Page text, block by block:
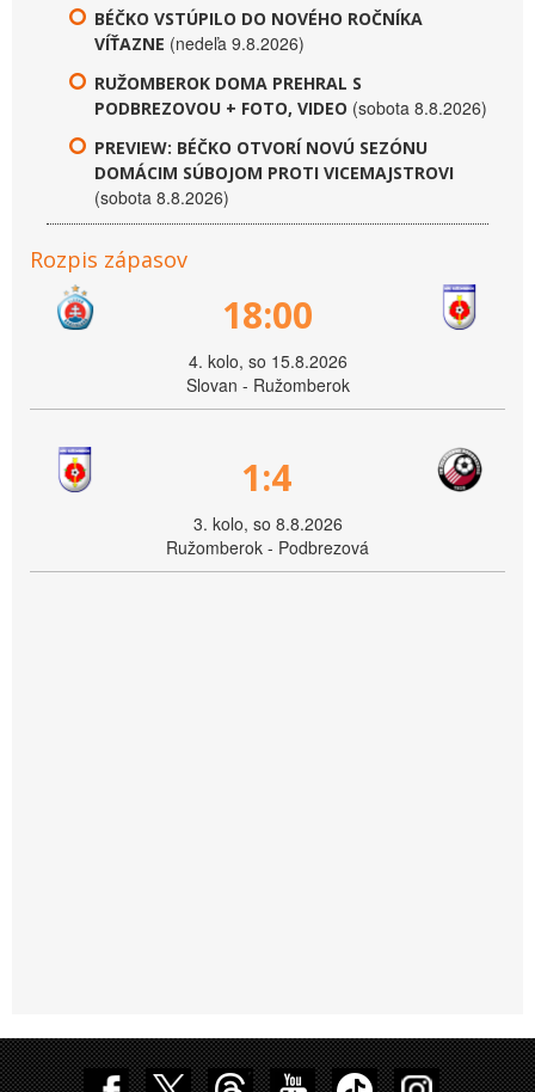
BÉČKO VSTÚPILO DO NOVÉHO ROČNÍKA
VÍŤAZNE (nedeľa 9.8.2026)
RUŽOMBEROK DOMA PREHRAL S
PODBREZOVOU + FOTO, VIDEO (sobota 8.8.2026)
PREVIEW: BÉČKO OTVORÍ NOVÚ SEZÓNU
DOMÁCIM SÚBOJOM PROTI VICEMAJSTROVI
(sobota 8.8.2026)
Rozpis zápasov
18:00
4. kolo, so 15.8.2026
Slovan - Ružomberok
1:4
3. kolo, so 8.8.2026
Ružomberok - Podbrezová